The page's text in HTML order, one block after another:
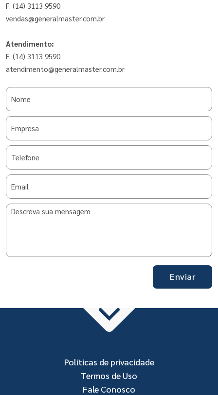
F. (14) 3113 9590
vendas@generalmaster.com.br
Atendimento:
F. (14) 3113 9590
atendimento@generalmaster.com.br
Enviar
Políticas de privacidade
Termos de Uso
Fale Conosco